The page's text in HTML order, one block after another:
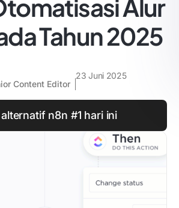
Alur
Tahun 2025
Content Editor
23 Juni 2025
n8n #1 hari ini